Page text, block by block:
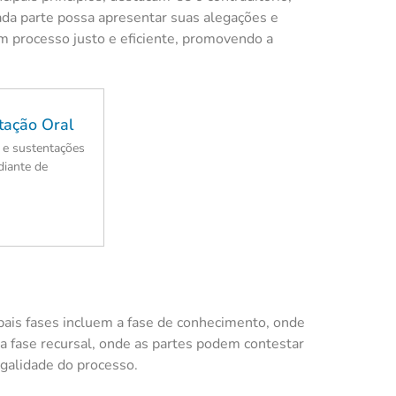
parte possa apresentar suas alegações e
processo justo e eficiente, promovendo a
Oral
sustentações
de
fases incluem a fase de conhecimento, onde
fase recursal, onde as partes podem contestar
do processo.